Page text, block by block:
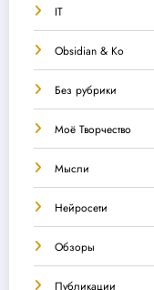
IT
Obsidian & Ко
Без рубрики
Моё Творчество
Мысли
Нейросети
Обзоры
Публикации